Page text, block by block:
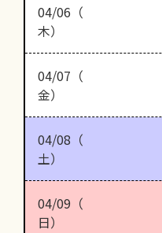
04/06（
木）
04/07（
金）
04/08（
土）
04/09（
日）